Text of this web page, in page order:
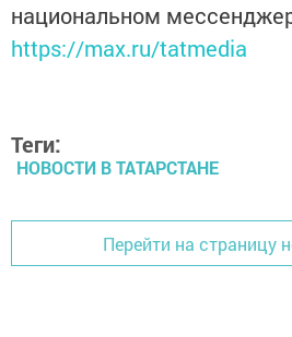
национальном
https://max.ru/tatmedia
Теги:
НОВОСТИ В ТАТАРСТАНЕ
Перейти на страницу